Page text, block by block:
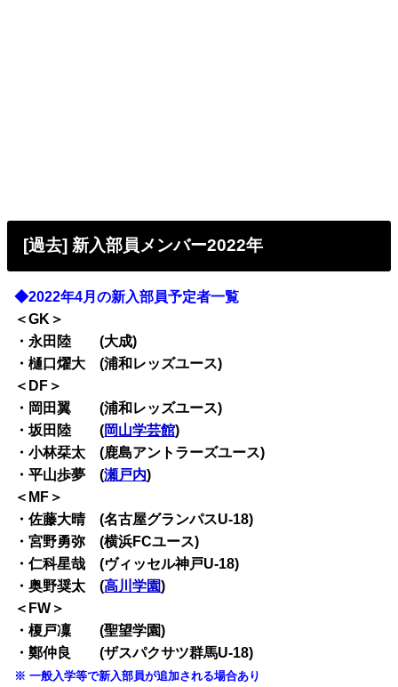
[過去] 新入部員メンバー2022年
◆2022年4月の新入部員予定者一覧
＜GK＞
・永田陸 (大成)
・樋口燿大 (浦和レッズユース)
＜DF＞
・岡田翼 (浦和レッズユース)
・坂田陸 (岡山学芸館)
・小林栞太 (鹿島アントラーズユース)
・平山歩夢 (瀬戸内)
＜MF＞
・佐藤大晴 (名古屋グランパスU-18)
・宮野勇弥 (横浜FCユース)
・仁科星哉 (ヴィッセル神戸U-18)
・奥野奨太 (高川学園)
＜FW＞
・榎戸凜 (聖望学園)
・鄭仲良 (ザスパクサツ群馬U-18)
※ 一般入学等で新入部員が追加される場合あり